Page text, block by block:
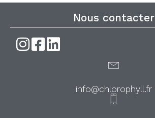
Nous contacter
info@chlorophyll.fr